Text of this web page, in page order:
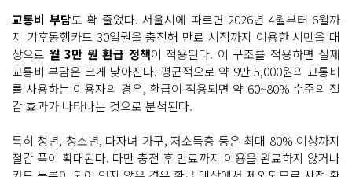
교통비 부담도 확 줄었다. 서울시에 따르면 2026년 4월부터 6월까
지 기후동행카드 30일권을 충전해 만료 시점까지 이용한 시민을 대
상으로 월 3만 원 환급 정책이 적용된다. 이 구조를 적용하면 실제
교통비 부담은 크게 낮아진다. 평균적으로 약 9만 5,000원의 교통비
를 사용하는 이용자의 경우, 환급이 적용되면 약 60~80% 수준의 절
감 효과가 나타나는 것으로 분석된다.
특히 청년, 청소년, 다자녀 가구, 저소득층 등은 최대 80% 이상까지
절감 폭이 확대된다. 다만 충전 후 만료까지 이용을 완료하지 않거나